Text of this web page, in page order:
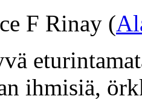
F Rinay (
ihmisiä,